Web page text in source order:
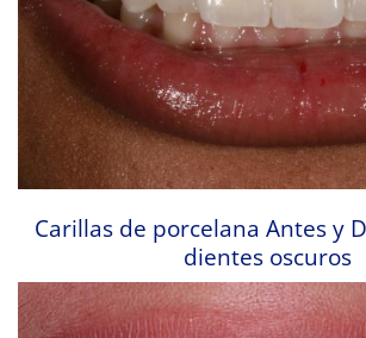
Carillas de porcelana Antes y
dientes oscuros